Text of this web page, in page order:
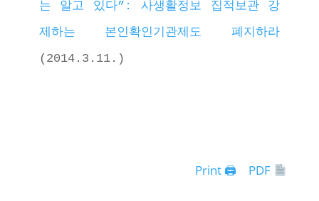
는 알고 있다”: 사생활정보 집적보관 강
제하는 본인확인기관제도 폐지하라
(2014.3.11.)
Print 🖨 PDF